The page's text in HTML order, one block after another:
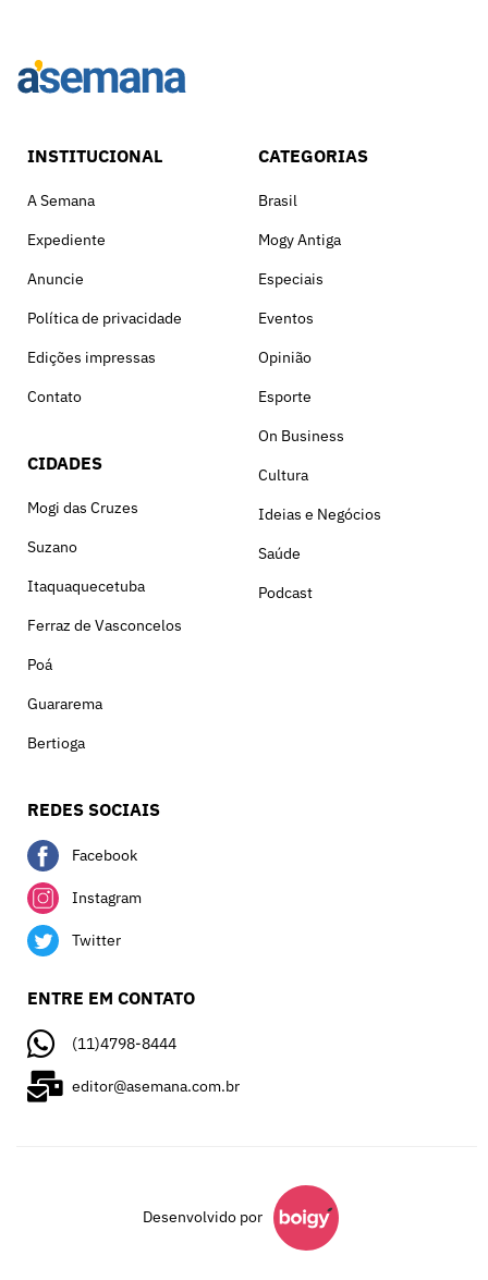
INSTITUCIONAL
A Semana
Expediente
Anuncie
Política de privacidade
Edições impressas
Contato
CIDADES
Mogi das Cruzes
Suzano
Itaquaquecetuba
Ferraz de Vasconcelos
Poá
Guararema
Bertioga
CATEGORIAS
Brasil
Mogy Antiga
Especiais
Eventos
Opinião
Esporte
On Business
Cultura
Ideias e Negócios
Saúde
Podcast
REDES SOCIAIS
Facebook
Instagram
Twitter
ENTRE EM CONTATO
(11)4798-8444
editor@asemana.com.br
Desenvolvido por